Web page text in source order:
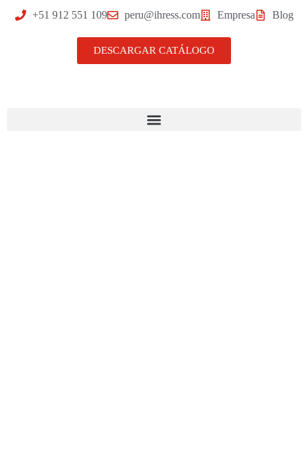
+51 912 551 109 peru@ihress.com Empresa Blog
DESCARGAR CATÁLOGO